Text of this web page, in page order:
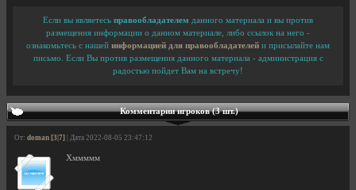
Если вы являетесь правообладателем данного материала и вы против
размещения информации о данном материале, либо ссылок на него -
ознакомьтесь с нашей информацией для правообладателей и присылайте нам
письмо. Если Вы против размещения данного материала - администрация с
радостью пойдет Вам на встречу!
Комментарии игроков (3 шт.)
От: doman [3|7] | Дата 2022-08-05 23:47:12
Хммммм